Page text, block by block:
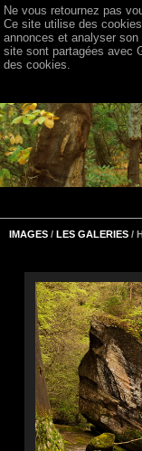
IMAGES / LES GALERIES /
Ne vous retournez pas
Ce site utilise des
annonces et analyser
site sont partagées avec
des cookies.